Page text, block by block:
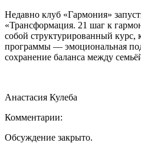
Недавно клуб «Гармония»
«Трансформация. 21 шаг к
собой структурированный курс,
программы — эмоциональная
сохранение баланса между
Анастасия Кулеба
Комментарии:
Обсуждение закрыто.